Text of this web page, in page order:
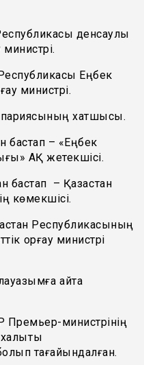
денсаулық
министрі.
Еңбек
министрі.
хатшысы.
бастап – «Еңбек
АҚ жетекшісі.
– Қазақстан
көмекшісі.
Республикасының
қорғау министрі
қайта
министрінің
тағайындалған.